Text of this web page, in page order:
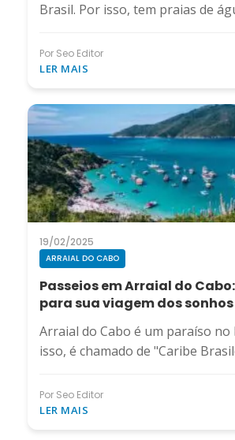
Brasil. Por isso, tem praias de
Por Seo Editor
LER MAIS
19/02/2025
ARRAIAL DO CABO
Passeios em Arraial do
para sua viagem dos sonhos
Arraial do Cabo é um paraíso no
isso, é chamado de "Caribe
Por Seo Editor
LER MAIS